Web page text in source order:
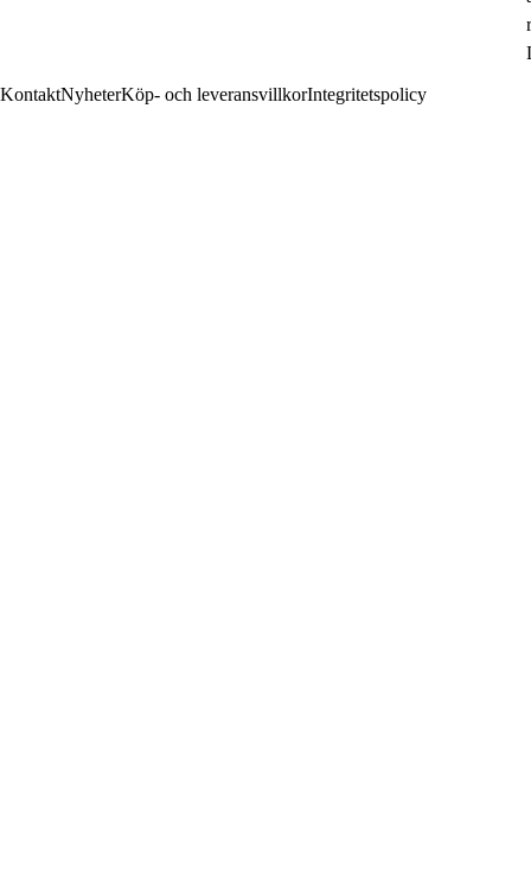
KontaktNyheterKöp- och leveransvillkorIntegritetspolicy